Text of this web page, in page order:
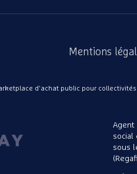
Mentions
d'achat public pour
Agent
social
sous